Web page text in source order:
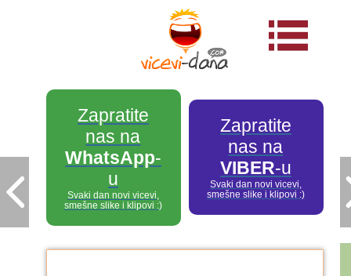
Zapratite
nas na
WhatsApp-
u
Svaki dan novi vicevi,
smešne slike i klipovi :)
Zapratite
nas na
VIBER-u
Svaki dan novi vicevi,
smešne slike i klipovi :)